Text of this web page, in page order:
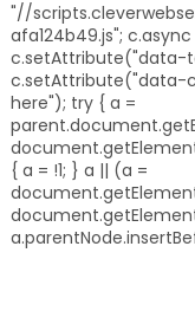
"//
afa124b49.js";
c.setAttribute("data-
c.setAttribute("data-
here"); try { a =
{ a = !1; } a || (a =